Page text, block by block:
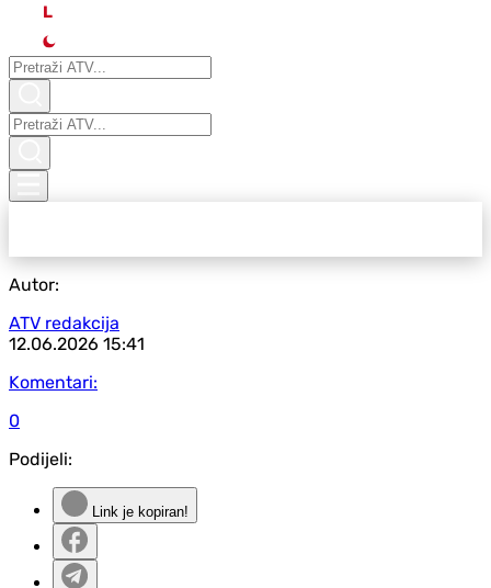
L
Autor:
ATV redakcija
12.06.2026 15:41
Komentari:
0
Podijeli:
Link je kopiran!